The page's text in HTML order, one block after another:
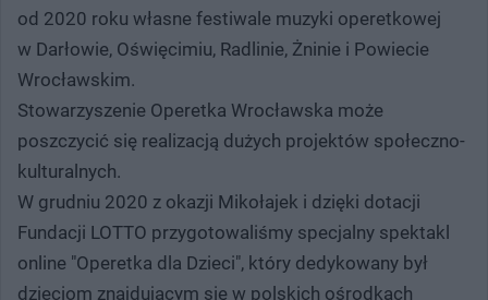
od 2020 roku własne festiwale muzyki operetkowej
w Darłowie, Oświęcimiu, Radlinie, Żninie i Powiecie
Wrocławskim.
Stowarzyszenie Operetka Wrocławska może
poszczycić się realizacją dużych projektów społeczno-
kulturalnych.
W grudniu 2020 z okazji Mikołajek i dzięki dotacji
Fundacji LOTTO przygotowaliśmy specjalny spektakl
online "Operetka dla Dzieci", który dedykowany był
dzieciom znajdującym się w polskich ośrodkach